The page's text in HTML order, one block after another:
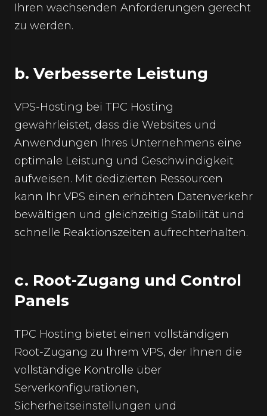
Ihren wachsenden Anforderungen gerecht
zu werden.
b. Verbesserte Leistung
VPS-Hosting bei TPC Hosting
gewährleistet, dass die Websites und
Anwendungen Ihres Unternehmens eine
optimale Leistung und Geschwindigkeit
aufweisen. Mit dedizierten Ressourcen
kann Ihr VPS einen erhöhten Datenverkehr
bewältigen und gleichzeitig Stabilität und
schnelle Reaktionszeiten aufrechterhalten.
c. Root-Zugang und Control
Panels
TPC Hosting bietet einen vollständigen
Root-Zugang zu Ihrem VPS, der Ihnen die
vollständige Kontrolle über
Serverkonfigurationen,
Sicherheitseinstellungen und